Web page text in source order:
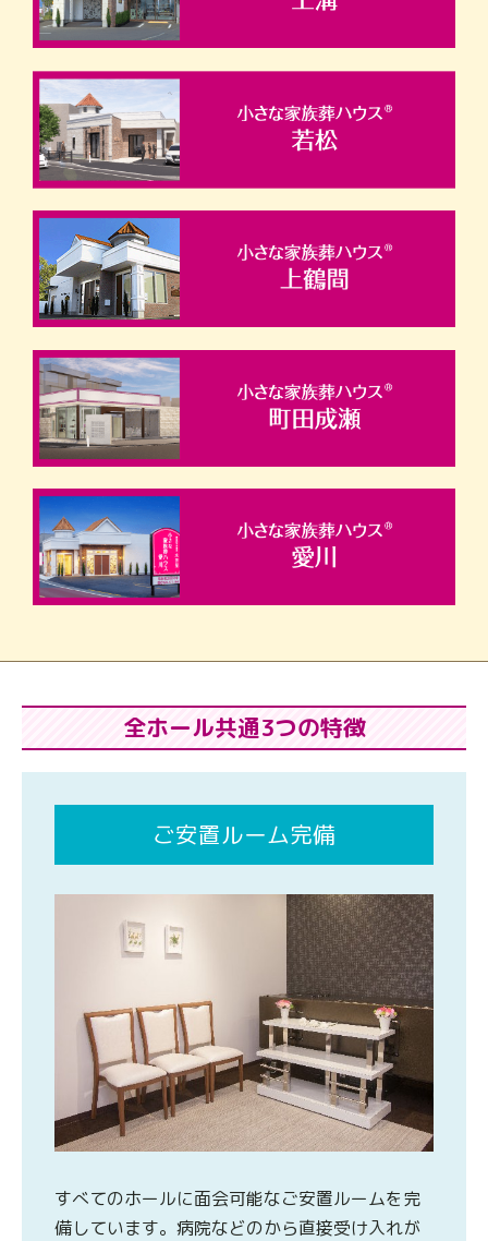
全ホール共通3つの特徴
ご安置ルーム完備
すべてのホールに面会可能なご安置ルームを完
備しています。病院などのから直接受け入れが